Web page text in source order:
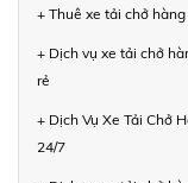
+ Thuê xe tải chở
+ Dịch vụ xe tải chở
rẻ
+ Dịch Vụ Xe Tải Chở
24/7